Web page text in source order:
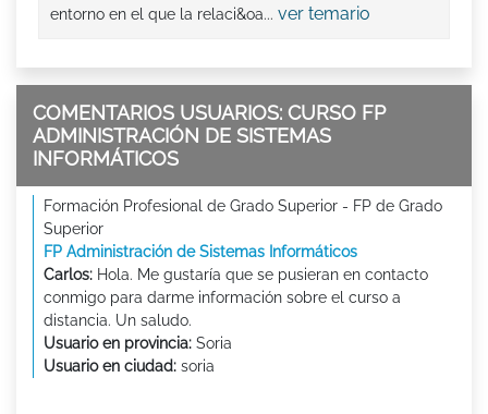
entorno en el que la relaci&oa... ver temario
COMENTARIOS USUARIOS: CURSO FP
ADMINISTRACIÓN DE SISTEMAS
INFORMÁTICOS
Formación Profesional de Grado Superior - FP de Grado
Superior
FP Administración de Sistemas Informáticos
Carlos: Hola. Me gustaría que se pusieran en contacto
conmigo para darme información sobre el curso a
distancia. Un saludo.
Usuario en provincia: Soria
Usuario en ciudad: soria